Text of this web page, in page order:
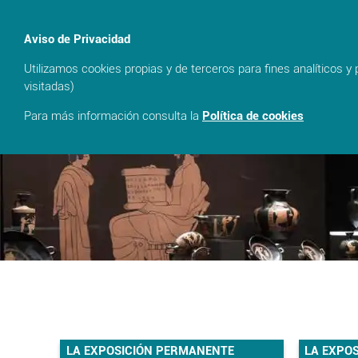
Aviso de Privacidad
Utilizamos cookies propias y de terceros para fines analíticos
visitadas)
Para más información consulta la Política de cookies
event_busyCancelar reserva
LA EXPOSICIÓN PERMANENTE LA